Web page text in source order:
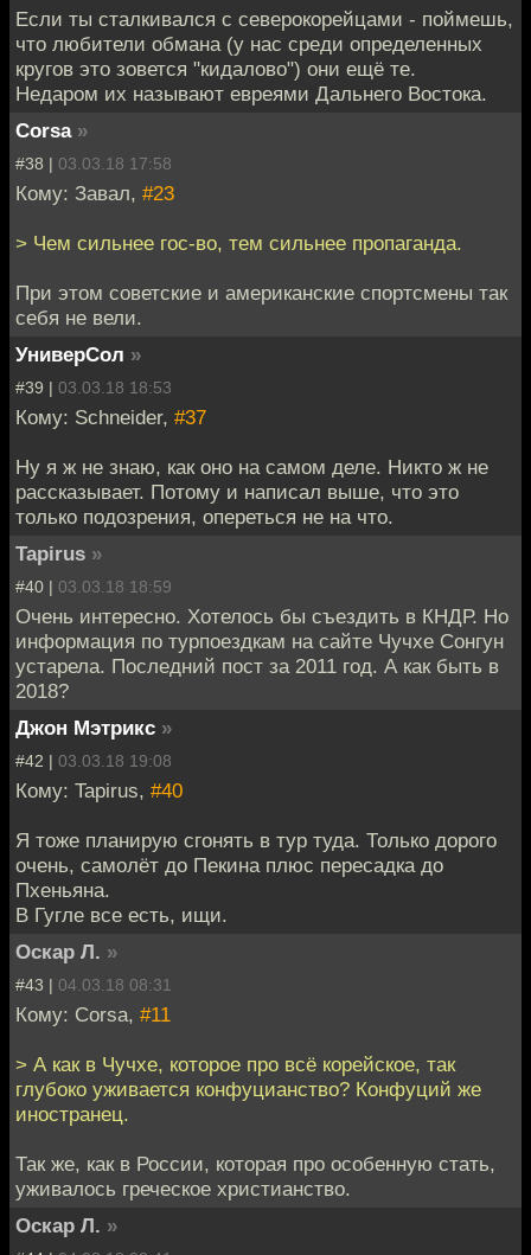
Если ты сталкивался с северокорейцами - поймешь,
что любители обмана (у нас среди определенных
кругов это зовется "кидалово") они ещё те.
Недаром их называют евреями Дальнего Востока.
Corsa »
#38 | 03.03.18 17:58
Кому: Завал, #23
> Чем сильнее гос-во, тем сильнее пропаганда.
При этом советские и американские спортсмены так
себя не вели.
УниверСол »
#39 | 03.03.18 18:53
Кому: Schneider, #37
Ну я ж не знаю, как оно на самом деле. Никто ж не
рассказывает. Потому и написал выше, что это
только подозрения, опереться не на что.
Tapirus »
#40 | 03.03.18 18:59
Очень интересно. Хотелось бы съездить в КНДР. Но
информация по турпоездкам на сайте Чучхе Сонгун
устарела. Последний пост за 2011 год. А как быть в
2018?
Джон Мэтрикс »
#42 | 03.03.18 19:08
Кому: Tapirus, #40
Я тоже планирую сгонять в тур туда. Только дорого
очень, самолёт до Пекина плюс пересадка до
Пхеньяна.
В Гугле все есть, ищи.
Оскар Л. »
#43 | 04.03.18 08:31
Кому: Corsa, #11
> А как в Чучхе, которое про всё корейское, так
глубоко уживается конфуцианство? Конфуций же
иностранец.
Так же, как в России, которая про особенную стать,
уживалось греческое христианство.
Оскар Л. »